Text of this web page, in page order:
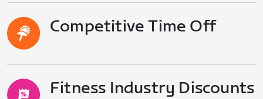
Competitive Time Off
Fitness Industry Discounts